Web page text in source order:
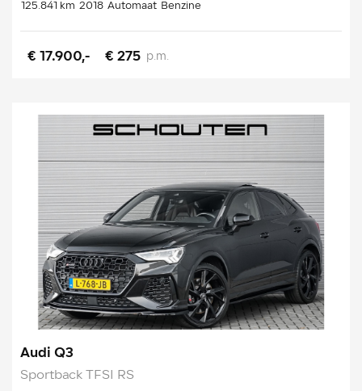
125.841 km 2018 Automaat Benzine
€ 17.900,- € 275 p.m.
Audi Q3
Sportback TFSI RS